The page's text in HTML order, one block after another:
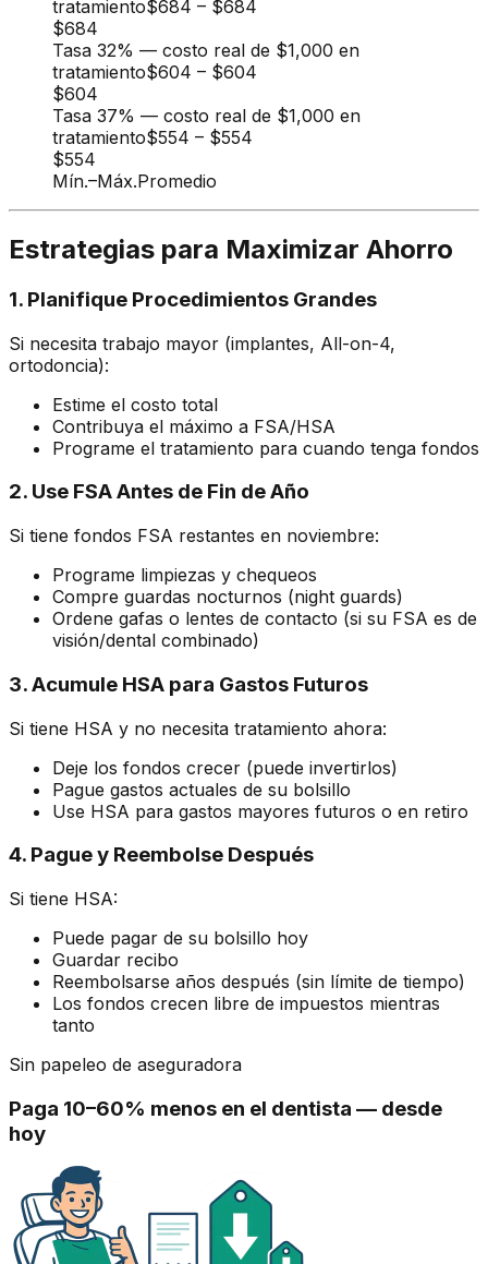
tratamiento$684 – $684
$684
Tasa 32% — costo real de $1,000 en
tratamiento$604 – $604
$604
Tasa 37% — costo real de $1,000 en
tratamiento$554 – $554
$554
Mín.–Máx.Promedio
Estrategias para Maximizar Ahorro
1. Planifique Procedimientos Grandes
Si necesita trabajo mayor (implantes, All-on-4,
ortodoncia):
Estime el costo total
Contribuya el máximo a FSA/HSA
Programe el tratamiento para cuando tenga fondos
2. Use FSA Antes de Fin de Año
Si tiene fondos FSA restantes en noviembre:
Programe limpiezas y chequeos
Compre guardas nocturnos (night guards)
Ordene gafas o lentes de contacto (si su FSA es de
visión/dental combinado)
3. Acumule HSA para Gastos Futuros
Si tiene HSA y no necesita tratamiento ahora:
Deje los fondos crecer (puede invertirlos)
Pague gastos actuales de su bolsillo
Use HSA para gastos mayores futuros o en retiro
4. Pague y Reembolse Después
Si tiene HSA:
Puede pagar de su bolsillo hoy
Guardar recibo
Reembolsarse años después (sin límite de tiempo)
Los fondos crecen libre de impuestos mientras
tanto
Sin papeleo de aseguradora
Paga 10–60% menos en el dentista — desde
hoy